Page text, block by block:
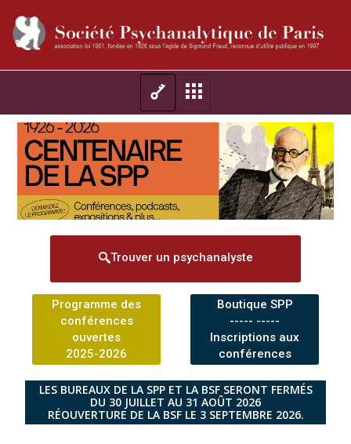
Trouver un psychanalyste
Programme des
conférences
ouvertes
2025-2026
Boutique SPP
----- -----
Inscriptions aux
conférences
LES BUREAUX DE LA SPP ET LA BSF SERONT FERMÉS
DU 30 JUILLET AU 31 AOÛT 2026
RÉOUVERTURE DE LA BSF LE 3 SEPTEMBRE 2026.